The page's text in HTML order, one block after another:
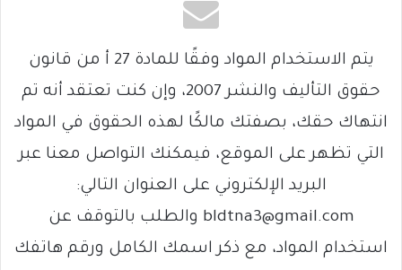
يتم الاستخدام المواد وفقًا للمادة 27 أ من قانون
حقوق التأليف والنشر 2007، وإن كنت تعتقد أنه تم
انتهاك حقك، بصفتك مالكًا لهذه الحقوق في المواد
التي تظهر على الموقع، فيمكنك التواصل معنا عبر
البريد الإلكتروني على العنوان التالي:
bldtna3@gmail.com والطلب بالتوقف عن
استخدام المواد، مع ذكر اسمك الكامل ورقم هاتفك